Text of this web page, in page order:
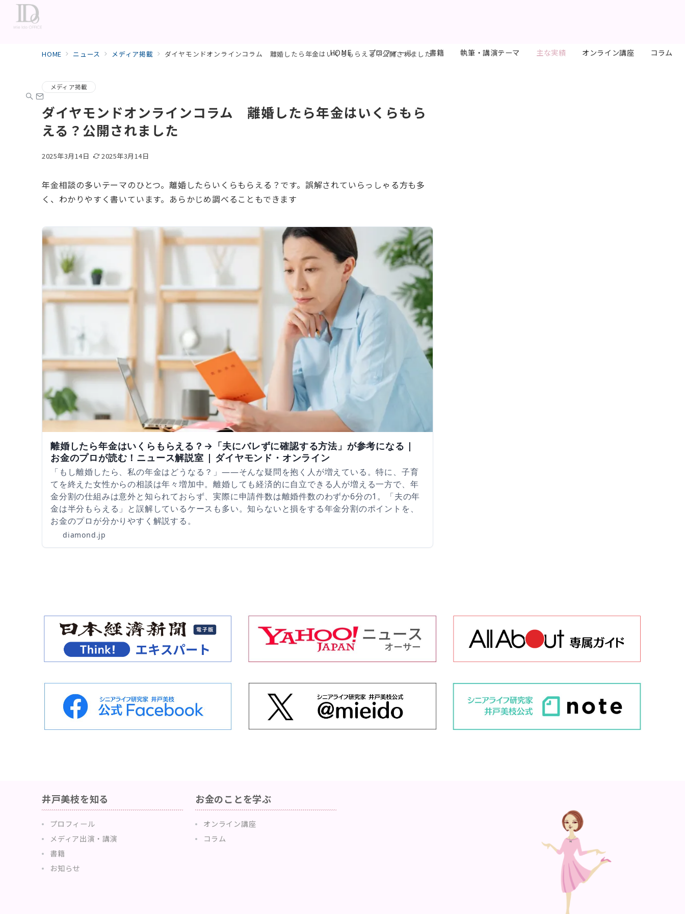
HOME プロフィール 書籍 執筆・講演テーマ 主な実績 オンライン講座 コラム
HOME ニュース メディア掲載 ダイヤモンドオンラインコラム 離婚したら年金はいくらもらえる？公開されました
メディア掲載
ダイヤモンドオンラインコラム 離婚したら年金はいくらもら
える？公開されました
2025年3月14日 2025年3月14日
年金相談の多いテーマのひとつ。離婚したらいくらもらえる？です。誤解されていらっしゃる方も多
く、わかりやすく書いています。あらかじめ調べることもできます
離婚したら年金はいくらもらえる？→「夫にバレずに確認する方法」が参考になる |
お金のプロが読む！ニュース解説室 | ダイヤモンド・オンライン
「もし離婚したら、私の年金はどうなる？」――そんな疑問を抱く人が増えている。特に、子育
てを終えた女性からの相談は年々増加中。離婚しても経済的に自立できる人が増える一方で、年
金分割の仕組みは意外と知られておらず、実際に申請件数は離婚件数のわずか6分の1。「夫の年
金は半分もらえる」と誤解しているケースも多い。知らないと損をする年金分割のポイントを、
お金のプロが分かりやすく解説する。
diamond.jp
井戸美枝を知る
プロフィール
メディア出演・講演
書籍
お知らせ
お金のことを学ぶ
オンライン講座
コラム